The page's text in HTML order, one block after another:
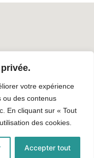
votre expérience
ou des contenus
En cliquant sur « Tout
des cookies.
Accepter tout